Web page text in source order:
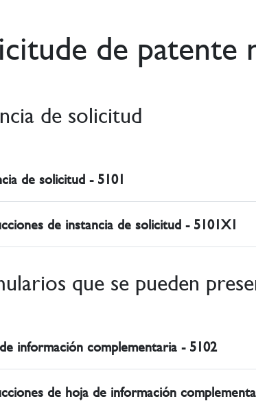
de patente
de solicitud
de solicitud - 5101
de instancia de solicitud - 5101X1
que se pueden
información complementaria - 5102
de hoja de información